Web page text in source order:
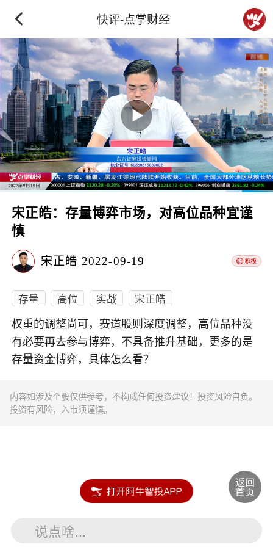
快评-点掌财经
宋正皓：存量博弈市场，对高位品种宜谨
慎
宋正皓 2022-09-19
存量 高位 实战 宋正皓
权重的调整尚可，赛道股则深度调整，高位品种没
有必要再去参与博弈，不具备推升基础，更多的是
存量资金博弈，具体怎么看？
内容如涉及个股仅供参考，不构成任何投资建议！投资风险自负。
投资有风险，入市须谨慎。
说点啥...